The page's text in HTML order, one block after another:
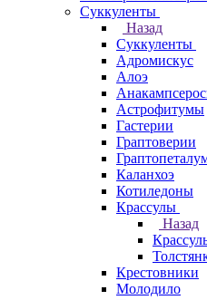
Суккуленты
Назад
Суккуленты
Адромискус
Алоэ
Астрофитумы
Гастерии
Граптоверии
Каланхоэ
Котиледоны
Крассулы
Назад
Крестовники
Молодило